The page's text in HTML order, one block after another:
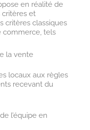
en réalité de
et
critères classiques
commerce, tels
la vente
locaux aux règles
recevant du
l’équipe en